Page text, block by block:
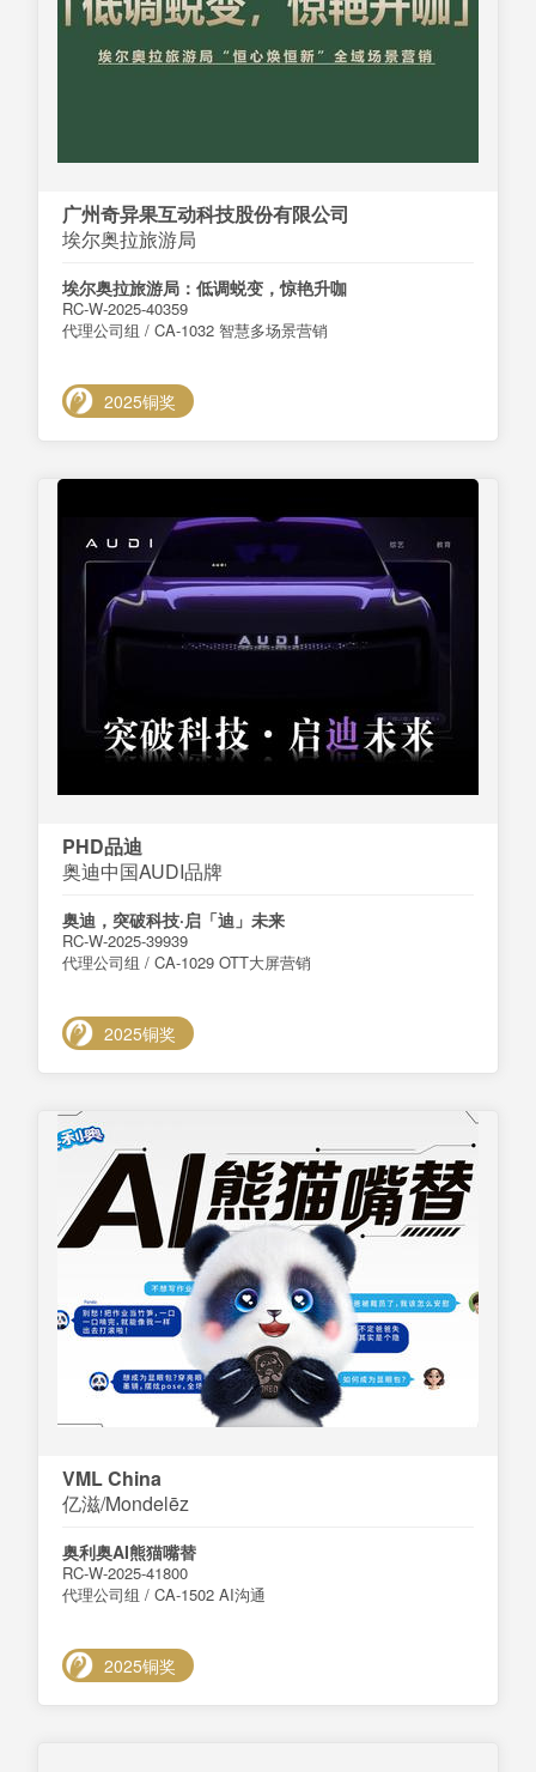
广州奇异果互动科技股份有限公司
埃尔奥拉旅游局
埃尔奥拉旅游局：低调蜕变，惊艳升咖
RC-W-2025-40359
代理公司组 / CA-1032 智慧多场景营销
2025铜奖
PHD品迪
奥迪中国AUDI品牌
奥迪，突破科技·启「迪」未来
RC-W-2025-39939
代理公司组 / CA-1029 OTT大屏营销
2025铜奖
VML China
亿滋/Mondelēz
奥利奥AI熊猫嘴替
RC-W-2025-41800
代理公司组 / CA-1502 AI沟通
2025铜奖